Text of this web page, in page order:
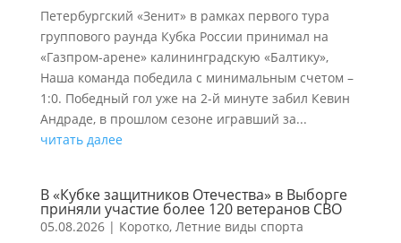
Петербургский «Зенит» в рамках первого тура
группового раунда Кубка России принимал на
«Газпром-арене» калининградскую «Балтику»,
Наша команда победила с минимальным счетом –
1:0. Победный гол уже на 2-й минуте забил Кевин
Андраде, в прошлом сезоне игравший за...
читать далее
В «Кубке защитников Отечества» в Выборге
приняли участие более 120 ветеранов СВО
05.08.2026| Коротко, Летние виды спорта